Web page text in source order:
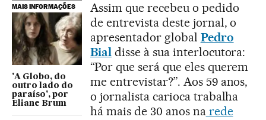
MAIS INFORMAÇÕES
'A Globo, do
outro lado do
paraíso', por
Eliane Brum
Assim que recebeu o pedido
de entrevista deste jornal, o
apresentador global Pedro
Bialdisse à sua interlocutora:
“Por que será que eles querem
me entrevistar?”. Aos 59 anos,
o jornalista carioca trabalha
há mais de 30 anos narede